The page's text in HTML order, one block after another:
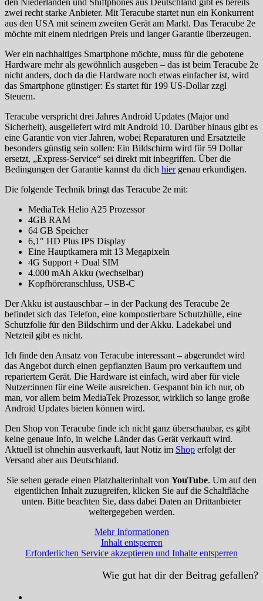
den Niederlanden und Shiftphones aus Deutschland gibt es bereits
zwei recht starke Anbieter. Mit Teracube startet nun ein Konkurrent
aus den USA mit seinem zweiten Gerät am Markt. Das Teracube 2e
möchte mit einem niedrigen Preis und langer Garantie überzeugen.
Wer ein nachhaltiges Smartphone möchte, muss für die gebotene
Hardware mehr als gewöhnlich ausgeben – das ist beim Teracube 2e
nicht anders, doch da die Hardware noch etwas einfacher ist, wird
das Smartphone günstiger: Es startet für 199 US-Dollar zzgl
Steuern.
Teracube verspricht drei Jahres Android Updates (Major und
Sicherheit), ausgeliefert wird mit Android 10. Darüber hinaus gibt es
eine Garantie von vier Jahren, wobei Reparaturen und Ersatzteile
besonders günstig sein sollen: Ein Bildschirm wird für 59 Dollar
ersetzt, „Express-Service“ sei direkt mit inbegriffen. Über die
Bedingungen der Garantie kannst du dich hiergenau erkundigen.
Die folgende Technik bringt das Teracube 2e mit:
MediaTek Helio A25 Prozessor
4GB RAM
64 GB Speicher
6,1″ HD Plus IPS Display
Eine Hauptkamera mit 13 Megapixeln
4G Support + Dual SIM
4.000 mAh Akku (wechselbar)
Kopfhöreranschluss, USB-C
Der Akku ist austauschbar – in der Packung des Teracube 2e
befindet sich das Telefon, eine kompostierbare Schutzhülle, eine
Schutzfolie für den Bildschirm und der Akku. Ladekabel und
Netzteil gibt es nicht.
Ich finde den Ansatz von Teracube interessant – abgerundet wird
das Angebot durch einen gepflanzten Baum pro verkauftem und
repariertem Gerät. Die Hardware ist einfach, wird aber für viele
Nutzer:innen für eine Weile ausreichen. Gespannt bin ich nur, ob
man, vor allem beim MediaTek Prozessor, wirklich so lange große
Android Updates bieten können wird.
Den Shop von Teracube finde ich nicht ganz überschaubar, es gibt
keine genaue Info, in welche Länder das Gerät verkauft wird.
Aktuell ist ohnehin ausverkauft, laut Notiz im Shop erfolgt der
Versand aber aus Deutschland.
Sie sehen gerade einen Platzhalterinhalt von YouTube. Um auf den
eigentlichen Inhalt zuzugreifen, klicken Sie auf die Schaltfläche
unten. Bitte beachten Sie, dass dabei Daten an Drittanbieter
weitergegeben werden.
Mehr Informationen
Inhalt entsperren
Erforderlichen Service akzeptieren und Inhalte entsperren
Wie gut hat dir der Beitrag gefallen?